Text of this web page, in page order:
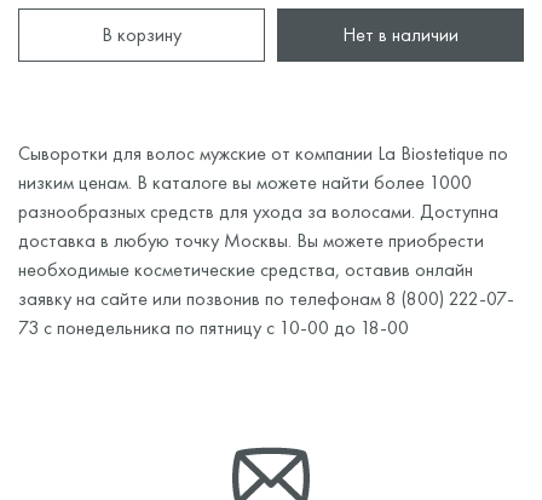
В корзину Нет в наличии
Сыворотки для волос мужские от компании La Biostetique по
низким ценам. В каталоге вы можете найти более 1000
разнообразных средств для ухода за волосами. Доступна
доставка в любую точку Москвы. Вы можете приобрести
необходимые косметические средства, оставив онлайн
заявку на сайте или позвонив по телефонам 8 (800) 222-07-
73 с понедельника по пятницу с 10-00 до 18-00